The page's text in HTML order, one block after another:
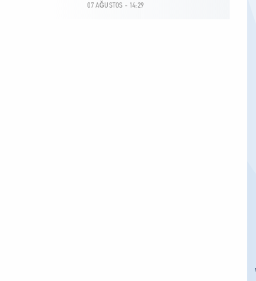
07 AĞUSTOS - 14:29